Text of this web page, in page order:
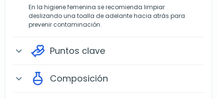
En la higiene femenina se recomienda limpiar
deslizando una toalla de adelante hacia atrás para
prevenir contaminación.
expand_more Puntos clave
expand_more Composición